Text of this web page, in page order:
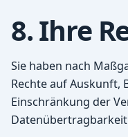
8. Ihre
Sie haben nach
Rechte auf Auskunft,
Einschränkung der